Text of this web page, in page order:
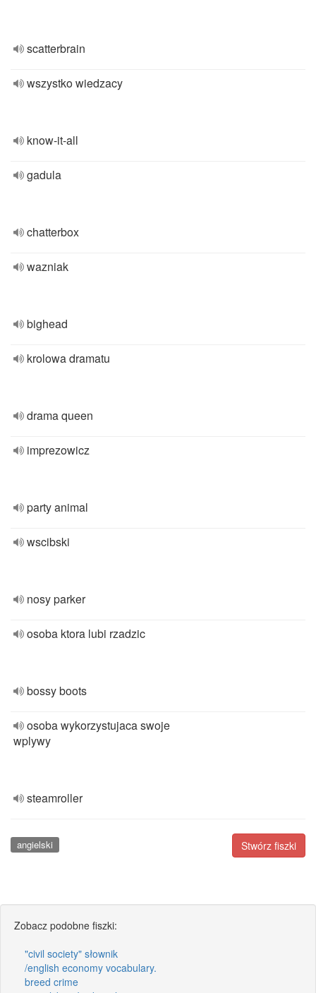
scatterbrain
wszystko wiedzacy
know-it-all
gadula
chatterbox
wazniak
bighead
krolowa dramatu
drama queen
imprezowicz
party animal
wscibski
nosy parker
osoba ktora lubi rzadzic
bossy boots
osoba wykorzystujaca swoje
wplywy
steamroller
Stwórz fiszki
angielski
Zobacz podobne fiszki:
"civil society" słownik
/english economy vocabulary.
breed crime